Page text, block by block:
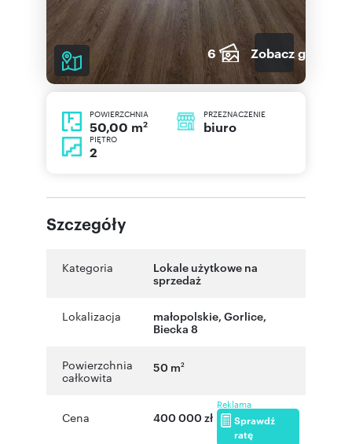
6 Zobacz galerię
POWIERZCHNIA
50,00 m2
PRZEZNACZENIE
biuro
PIĘTRO
2
Szczegóły
Kategoria
Lokale użytkowe na
sprzedaż
Lokalizacja małopolskie, Gorlice,
Biecka 8
Powierzchnia
całkowita
50 m2
Cena 400 000 zł
Reklama
Sprawdź
ratę